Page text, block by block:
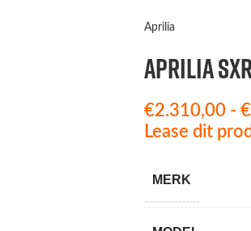
Aprilia
Aprilia SXR
€2.310,00 - €
Lease dit
MERK